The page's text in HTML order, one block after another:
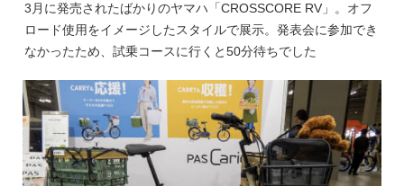
3月に発売されたばかりのヤマハ「CROSSCORE RV」。オフ
ロード使用をイメージしたスタイルで展示。発表会に参加でき
なかったため、試乗コースに行くと50分待ちでした